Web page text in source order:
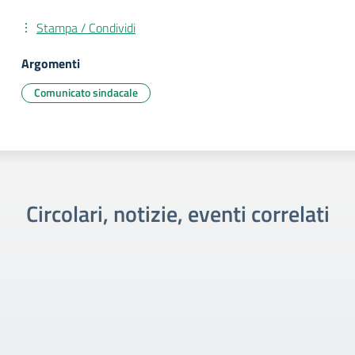
Stampa / Condividi
Argomenti
Comunicato sindacale
Circolari, notizie, eventi correlati